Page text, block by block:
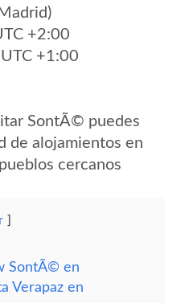
+2:00
+1:00
SontÃ© puedes
de alojamientos en
cercanos
SontÃ© en
Verapaz en